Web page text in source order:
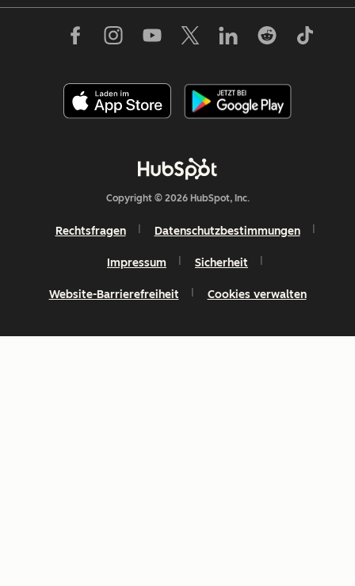
Copyright © 2026 HubSpot, Inc.
Rechtsfragen Datenschutzbestimmungen
Impressum Sicherheit
Website-Barrierefreiheit Cookies verwalten